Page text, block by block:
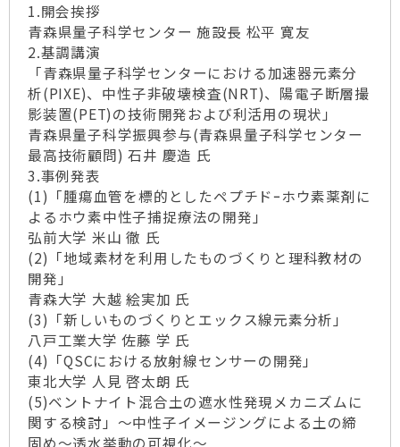
1.開会挨拶
青森県量子科学センター 施設長 松平 寛友
2.基調講演
「青森県量子科学センターにおける加速器元素分
析(PIXE)、中性子非破壊検査(NRT)、陽電子断層撮
影装置(PET)の技術開発および利活用の現状」
青森県量子科学振興参与(青森県量子科学センター
最高技術顧問) 石井 慶造 氏
3.事例発表
(1)「腫瘍血管を標的としたペプチドｰホウ素薬剤に
よるホウ素中性子捕捉療法の開発」
弘前大学 米山 徹 氏
(2)「地域素材を利用したものづくりと理科教材の
開発」
青森大学 大越 絵実加 氏
(3)「新しいものづくりとエックス線元素分析」
八戸工業大学 佐藤 学 氏
(4)「QSCにおける放射線センサーの開発」
東北大学 人見 啓太朗 氏
(5)ベントナイト混合土の遮水性発現メカニズムに
関する検討」～中性子イメージングによる土の締